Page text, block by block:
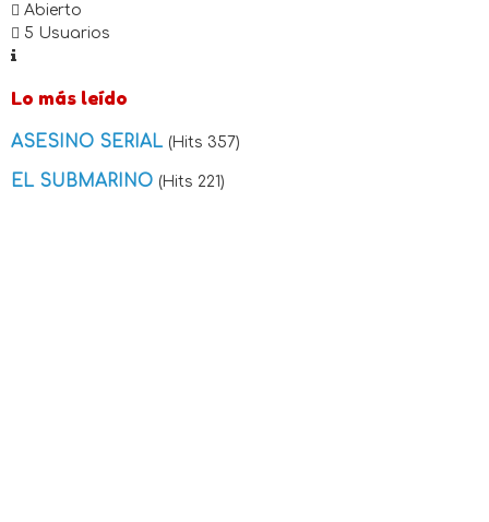
Abierto
5 Usuarios
Lo más leído
ASESINO SERIAL (Hits 357)
EL SUBMARINO (Hits 221)